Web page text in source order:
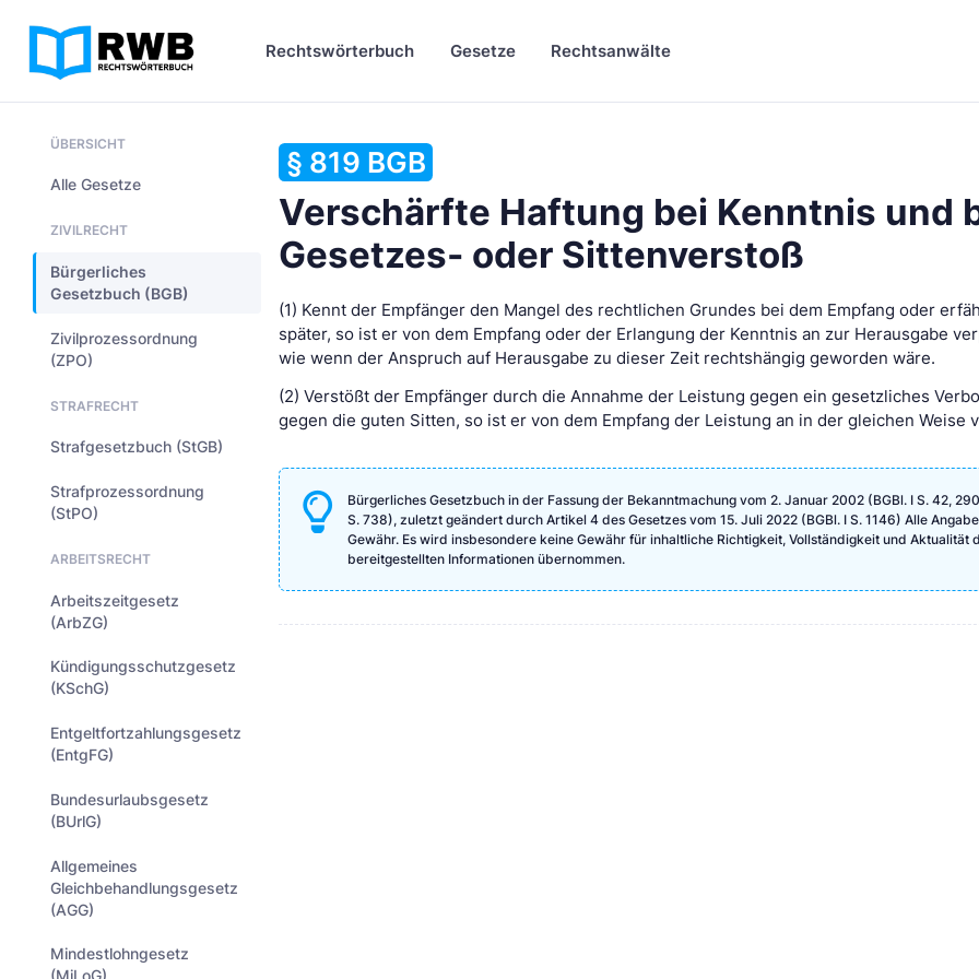
Rechtswörterbuch Gesetze Rechtsanwälte
ÜBERSICHT
Alle Gesetze
ZIVILRECHT
Bürgerliches
Gesetzbuch (BGB)
Zivilprozessordnung
(ZPO)
STRAFRECHT
Strafgesetzbuch (StGB)
Strafprozessordnung
(StPO)
ARBEITSRECHT
Arbeitszeitgesetz
(ArbZG)
Kündigungsschutzgesetz
(KSchG)
Entgeltfortzahlungsgesetz
(EntgFG)
Bundesurlaubsgesetz
(BUrlG)
Allgemeines
Gleichbehandlungsgesetz
(AGG)
Mindestlohngesetz
§ 819 BGB
Verschärfte Haftung bei Kenntnis und
Gesetzes- oder Sittenverstoß
(1) Kennt der Empfänger den Mangel des rechtlichen Grundes bei dem Empfang oder
später, so ist er von dem Empfang oder der Erlangung der Kenntnis an zur Herausgabe
wie wenn der Anspruch auf Herausgabe zu dieser Zeit rechtshängig geworden wäre.
(2) Verstößt der Empfänger durch die Annahme der Leistung gegen ein gesetzliches
gegen die guten Sitten, so ist er von dem Empfang der Leistung an in der gleichen Weise
Bürgerliches Gesetzbuch in der Fassung der Bekanntmachung vom 2. Januar 2002 (BGBl. I S. 42,
S. 738), zuletzt geändert durch Artikel 4 des Gesetzes vom 15. Juli 2022 (BGBl. I S. 1146) Alle
Gewähr. Es wird insbesondere keine Gewähr für inhaltliche Richtigkeit, Vollständigkeit und Aktualität
bereitgestellten Informationen übernommen.